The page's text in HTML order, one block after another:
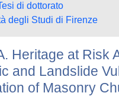
di dottorato
degli Studi di Firenze
Heritage at Risk
and Landslide
of Masonry